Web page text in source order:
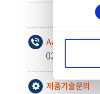
A/S 신청 및 상담
02-3439-2208
제품기술문의